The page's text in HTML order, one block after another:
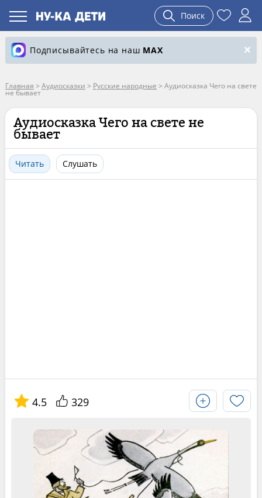
Поиск
Подписывайтесь на наш MAX
Главная > Аудиосказки > Русские народные > Аудиосказка Чего на свете
не бывает
Аудиосказка Чего на свете не
бывает
Читать Слушать
4.5 329